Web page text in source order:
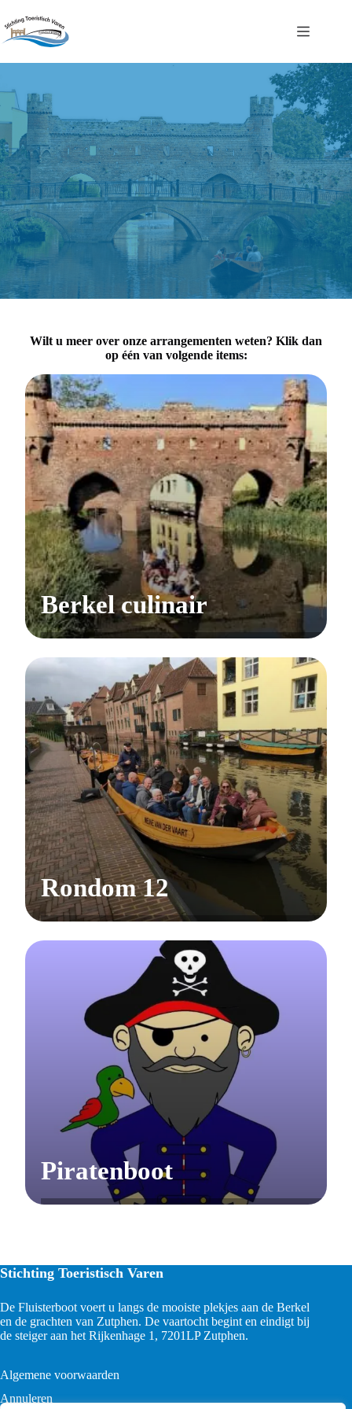
naar
Wilt u meer over onze arrangementen weten? Klik dan
op één van volgende items:
Berkel culinair
Rondom 12
Piratenboot
Stichting Toeristisch Varen
De Fluisterboot voert u langs de mooiste plekjes aan de Berkel
en de grachten van Zutphen. De vaartocht begint en eindigt bij
de steiger aan het Rijkenhage 1, 7201LP Zutphen.
Algemene voorwaarden
Annuleren